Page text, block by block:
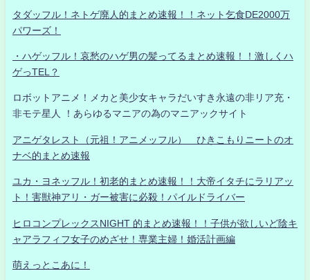
タダッフル！ネトゲ廃人的まとめ速報！！ネット乞食DE2000万
パワーズ！
・ハゲッフル！哀愁のハゲ男の髪ってるまとめ速報！！激しくハ
ゲっTEL？
ロボットアニメ！メカと美少女キャラだいすき永遠の非リア充・
非モテ星人 ！あらゆるマニアの為のマニアックサイト
アニゲタレスト（元祖！アニメッフル） ひきこもりニートのオ
ナベ的まとめ速報
ユカ・ヨネッフル！初老的まとめ速報！！大帝イタチにラリアッ
ト！害獣神アリ・ガー被害に必殺！パイルドライバー
ヒロコンプレックスNIGHT 的まとめ速報！！子供が欲しいど陰キ
ャアラフィフ女子のめざせ！専業主婦！婚活計画編
萌えっとこあに！